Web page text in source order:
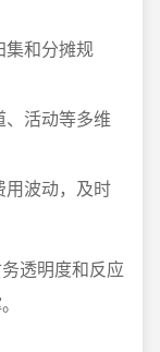
集和分摊规
活动等多维
用波动，及时
透明度和反应